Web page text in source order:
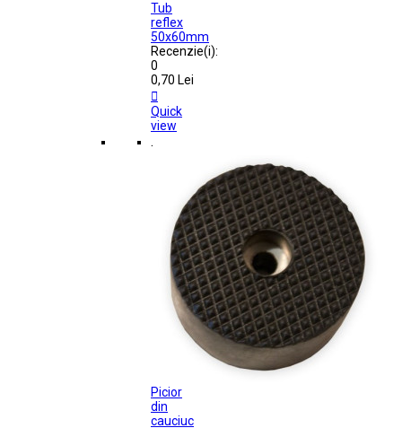
Tub
reflex
50x60mm
Recenzie(i):
0
0,70 Lei

Quick
view
.
Picior
din
cauciuc